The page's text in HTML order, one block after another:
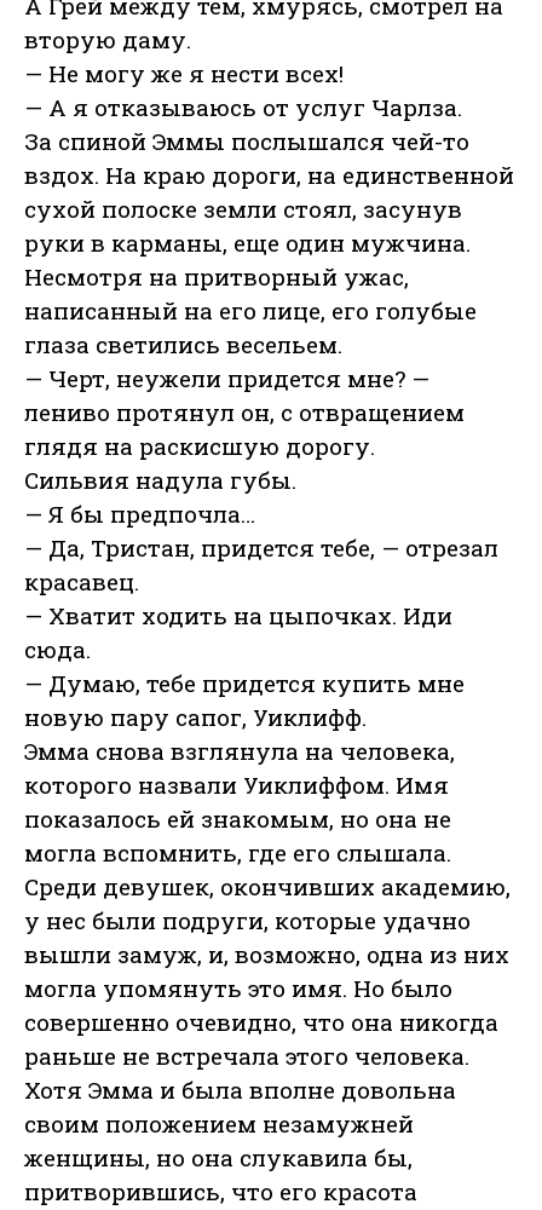
вторую даму.
— Не могу же я нести всех!
— А я отказываюсь от услуг Чарлза.
За спиной Эммы послышался чей-то
вздох. На краю дороги, на единственной
сухой полоске земли стоял, засунув
руки в карманы, еще один мужчина.
Несмотря на притворный ужас,
написанный на его лице, его голубые
глаза светились весельем.
— Черт, неужели придется мне? —
лениво протянул он, с отвращением
глядя на раскисшую дорогу.
Сильвия надула губы.
— Я бы предпочла…
— Да, Тристан, придется тебе, — отрезал
красавец.
— Хватит ходить на цыпочках. Иди
сюда.
— Думаю, тебе придется купить мне
новую пару сапог, Уиклифф.
Эмма снова взглянула на человека,
которого назвали Уиклиффом. Имя
показалось ей знакомым, но она не
могла вспомнить, где его слышала.
Среди девушек, окончивших академию,
у нес были подруги, которые удачно
вышли замуж, и, возможно, одна из них
могла упомянуть это имя. Но было
совершенно очевидно, что она никогда
раньше не встречала этого человека.
Хотя Эмма и была вполне довольна
своим положением незамужней
женщины, но она слукавила бы,
притворившись, что его красота